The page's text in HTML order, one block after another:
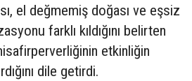
el değmemiş doğası ve eşsiz
farklı kıldığını belirten
etkinliğin
dile getirdi.